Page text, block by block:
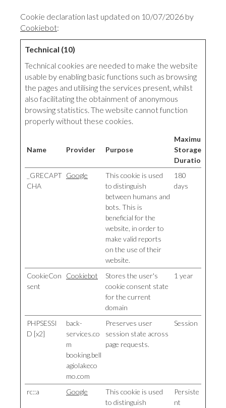
Cookie declaration last updated on 10/07/2026 by
Cookiebot:
Technical (10)
Technical cookies are needed to make the website
usable by enabling basic functions such as browsing
the pages and utilising the services present, whilst
also facilitating the obtainment of anonymous
browsing statistics. The website cannot function
properly without these cookies.
Name Provider Purpose
Maximum
Storage
Duration
_GRECAPT
CHA
Google
This cookie is used
to distinguish
between humans and
bots. This is
beneficial for the
website, in order to
make valid reports
on the use of their
website.
180
days
CookieCon
sent
Cookiebot
Stores the user's
cookie consent state
for the current
domain
1 year
PHPSESSI
D [x2]
back-
services.co
m
booking.bell
agiolakeco
mo.com
Preserves user
session state across
page requests.
Session
rc::a Google
This cookie is used
to distinguish
Persiste
nt